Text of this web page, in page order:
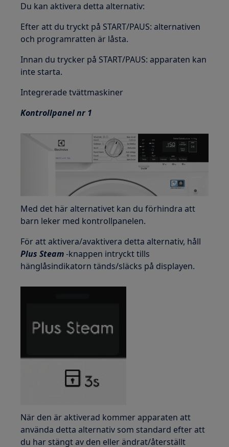
Du kan aktivera detta alternativ:
Efter att du tryckt på START/PAUS: alternativen
och programratten är låsta.
Innan du trycker på START/PAUS: apparaten kan
inte starta.
Integrerade tvättmaskiner
Kontrollpanel nr 1
Med det här alternativet kan du förhindra att
barn leker med kontrollpanelen.
För att aktivera/avaktivera detta alternativ, håll
Plus Steam-knappen intryckt tills
hänglåsindikatorn tänds/släcks på displayen.
När den är aktiverad kommer apparaten att
använda detta alternativ som standard efter att
du har stängt av den eller ändrat/återställt